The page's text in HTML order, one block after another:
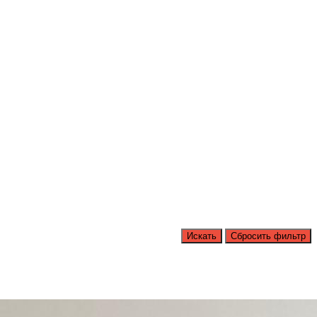
Искать Сбросить фильтр